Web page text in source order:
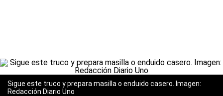
Sigue este truco y prepara masilla o enduido casero. Imagen:
Redacción Diario Uno